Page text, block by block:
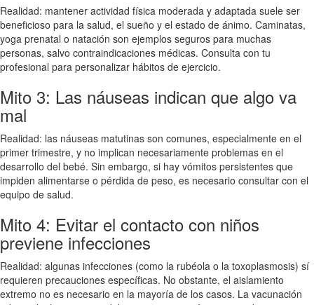
Realidad: mantener actividad física moderada y adaptada suele ser
beneficioso para la salud, el sueño y el estado de ánimo. Caminatas,
yoga prenatal o natación son ejemplos seguros para muchas
personas, salvo contraindicaciones médicas. Consulta con tu
profesional para personalizar hábitos de ejercicio.
Mito 3: Las náuseas indican que algo va
mal
Realidad: las náuseas matutinas son comunes, especialmente en el
primer trimestre, y no implican necesariamente problemas en el
desarrollo del bebé. Sin embargo, si hay vómitos persistentes que
impiden alimentarse o pérdida de peso, es necesario consultar con el
equipo de salud.
Mito 4: Evitar el contacto con niños
previene infecciones
Realidad: algunas infecciones (como la rubéola o la toxoplasmosis) sí
requieren precauciones específicas. No obstante, el aislamiento
extremo no es necesario en la mayoría de los casos. La vacunación